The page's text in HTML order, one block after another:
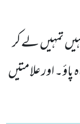
تمہیں لے کر
پاؤ۔ اور علامتیں